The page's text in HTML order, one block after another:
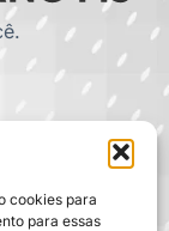
cookies para
para essas